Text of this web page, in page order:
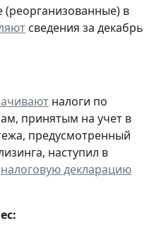
(реорганизованные) в
сведения за декабрь
налоги по
принятым на учет в
предусмотренный
наступил в
налоговую декларацию